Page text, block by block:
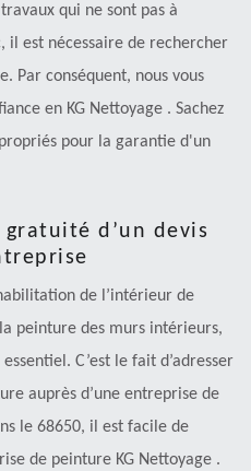
qui ne sont pas à
il est nécessaire de rechercher
Par conséquent, nous vous
en KG Nettoyage . Sachez
pour la garantie d'un
d’un devis
de l’intérieur de
peinture des murs intérieurs,
C’est le fait d’adresser
auprès d’une entreprise de
le 68650, il est facile de
de peinture KG Nettoyage .